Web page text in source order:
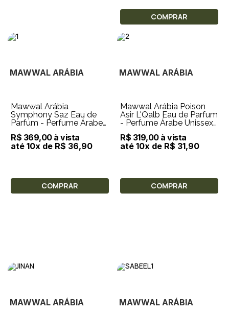
COMPRAR
MAWWAL ARÁBIA
Mawwal Arábia
Symphony Saz Eau de
Parfum - Perfume Árabe
Unissex 100ml
R$ 369,00 à vista
até 10x de R$ 36,90
COMPRAR
MAWWAL ARÁBIA
Mawwal Arábia Poison
Asir L'Qalb Eau de Parfum
- Perfume Árabe Unissex
100ml
R$ 319,00 à vista
até 10x de R$ 31,90
COMPRAR
MAWWAL ARÁBIA MAWWAL ARÁBIA